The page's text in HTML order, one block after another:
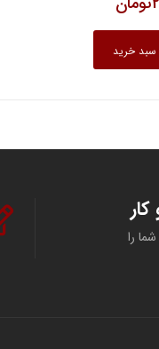
سبد خرید
را